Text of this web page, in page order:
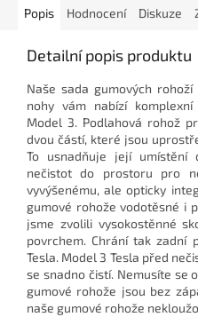
Popis Hodnocení Diskuze
Detailní popis produktu
Naše sada gumových
nohy vám nabízí
Model 3. Podlahová rohož
dvou částí, které jsou
To usnadňuje její umístění
nečistot do prostoru pro
vyvýšenému, ale opticky
gumové rohože vodotěsné i
jsme zvolili vysokostěnné
povrchem. Chrání tak zadní
Tesla. Model 3 Tesla před
se snadno čistí. Nemusíte se
gumové rohože jsou bez
naše gumové rohože